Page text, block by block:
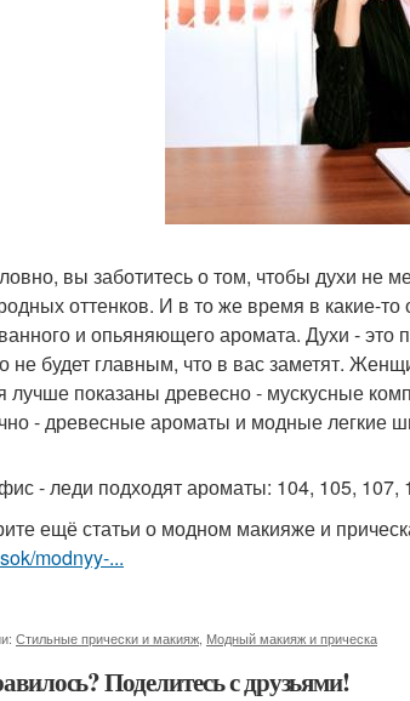
вы заботитесь о том, чтобы духи не
оттенков. И в то же время в какие-
и опьяняющего аромата. Духи - это
не будет главным, что в вас заметят.
лучше показаны древесно - мускусные
- древесные ароматы и модные легкие
- леди подходят ароматы: 104, 105, 107,
ещё статьи о модном макияже и
modnyy-...
Стильные прически и макияж Модный макияж и прическа
Поделитесь с друзьями!